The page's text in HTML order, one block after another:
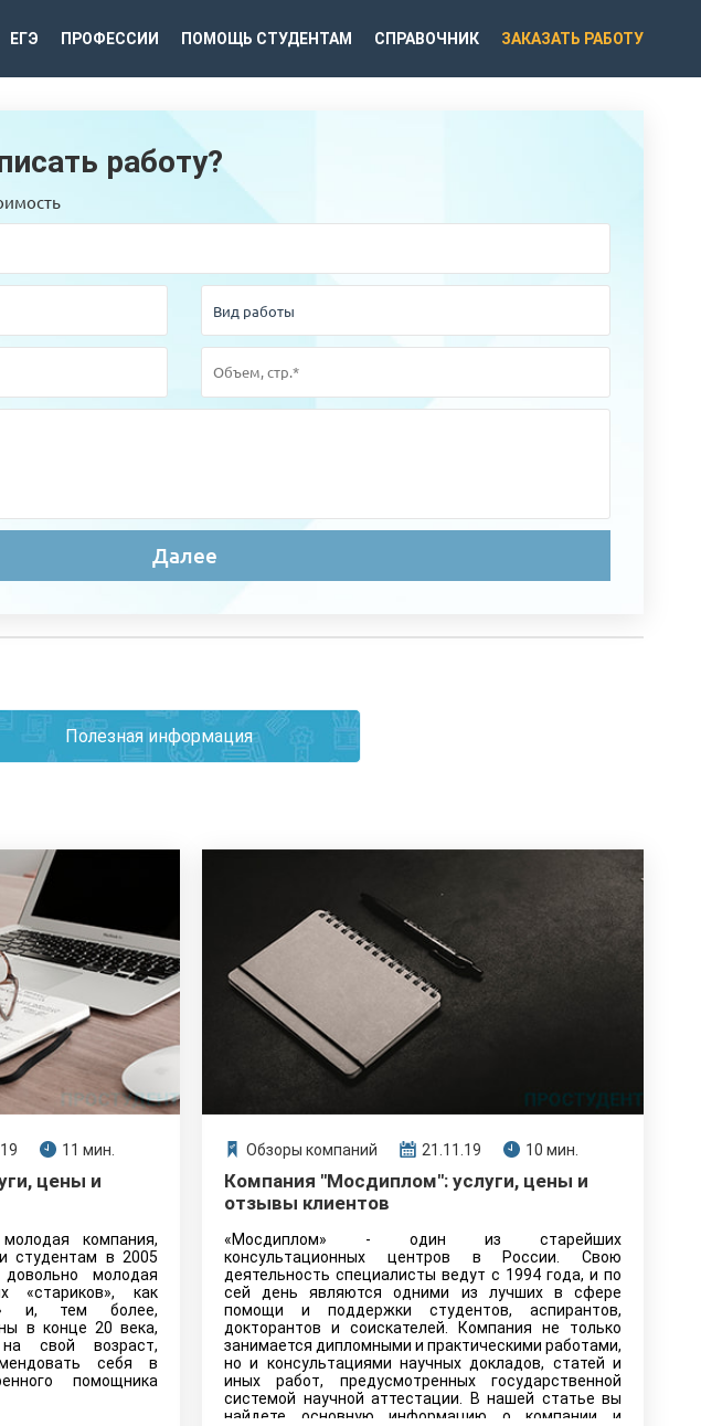
ЕГЭ ПРОФЕССИИ ПОМОЩЬ СТУДЕНТАМ СПРАВОЧНИК ЗАКАЗАТЬ РАБОТУ
работу?
Полезная информация
11 мин.
цены и
компания,
студентам в 2005
молодая
«стариков», как
и, тем более,
в конце 20 века,
свой возраст,
себя в
помощника
Обзоры компаний 21.11.19 10 мин.
Компания "Мосдиплом": услуги, цены и
отзывы клиентов
«Мосдиплом» - один из старейших
консультационных центров в России. Свою
деятельность специалисты ведут с 1994 года, и по
сей день являются одними из лучших в сфере
помощи и поддержки студентов, аспирантов,
докторантов и соискателей. Компания не только
занимается дипломными и практическими работами,
но и консультациями научных докладов, статей и
иных работ, предусмотренных государственной
системой научной аттестации. В нашей статье вы
найдете основную информацию о компании и